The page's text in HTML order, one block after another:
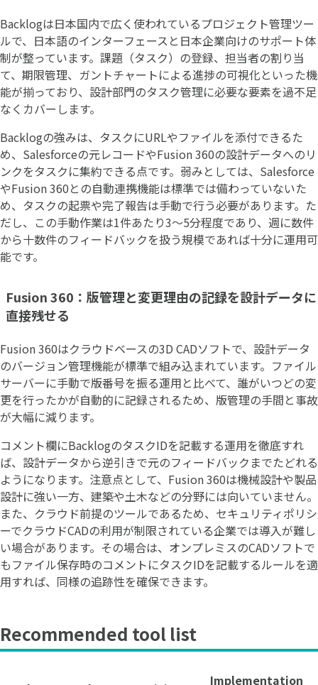
Backlogは日本国内で広く使われているプロジェクト管理ツー
ルで、日本語のインターフェースと日本企業向けのサポート体
制が整っています。課題（タスク）の登録、担当者の割り当
て、期限管理、ガントチャートによる進捗の可視化といった機
能が揃っており、設計部門のタスク管理に必要な要素を過不足
なくカバーします。
Backlogの強みは、タスクにURLやファイルを添付できるた
め、Salesforceの元レコードやFusion 360の設計データへのリ
ンクをタスクに集約できる点です。弱みとしては、Salesforce
やFusion 360との自動連携機能は標準では備わっていないた
め、タスクの起票や完了報告は手動で行う必要があります。た
だし、この手動作業は1件あたり3〜5分程度であり、週に数件
から十数件のフィードバックを扱う規模であれば十分に運用可
能です。
Fusion 360：版管理と変更理由の記録を設計データに
直接残せる
Fusion 360はクラウドベースの3D CADソフトで、設計データ
のバージョン管理機能が標準で組み込まれています。ファイル
サーバーに手動で版番号を振る運用と比べて、誰がいつどの変
更を行ったかが自動的に記録されるため、版管理の手間と事故
が大幅に減ります。
コメント欄にBacklogのタスクIDを記載する運用を徹底すれ
ば、設計データから逆引きで元のフィードバックまでたどれる
ようになります。注意点として、Fusion 360は機械設計や製品
設計に強い一方、建築や土木などの分野には向いていません。
また、クラウド前提のツールであるため、セキュリティポリシ
ーでクラウドCADの利用が制限されている企業では導入が難し
い場合があります。その場合は、オンプレミスのCADソフトで
もファイル保存時のコメントにタスクIDを記載するルールを適
用すれば、同様の追跡性を確保できます。
Recommended tool list
Implementation